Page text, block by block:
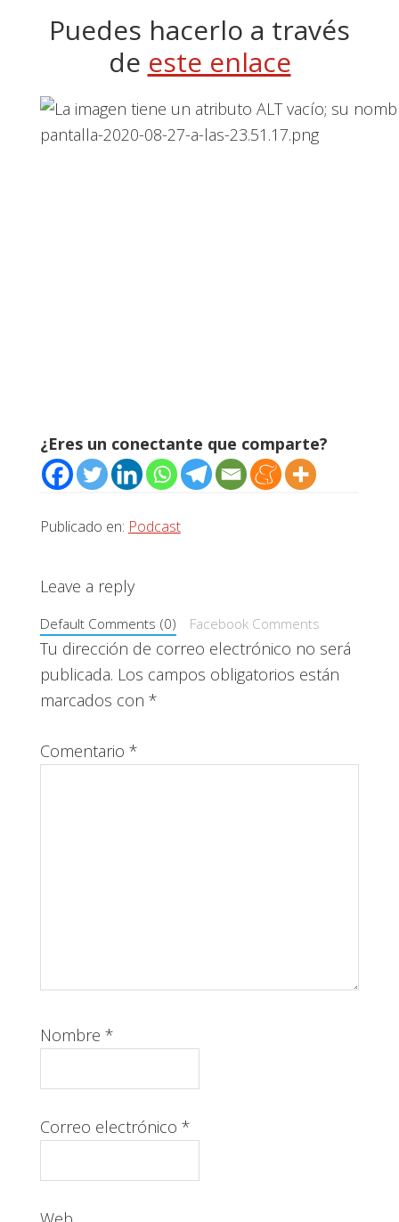
Puedes hacerlo a través
de este enlace
¿Eres un conectante que comparte?
Publicado en: Podcast
Interacciones
con
los
lectores
Leave a reply
Default Comments (0) Facebook Comments
Tu dirección de correo electrónico no será
publicada. Los campos obligatorios están
marcados con *
Comentario *
Nombre *
Correo electrónico *